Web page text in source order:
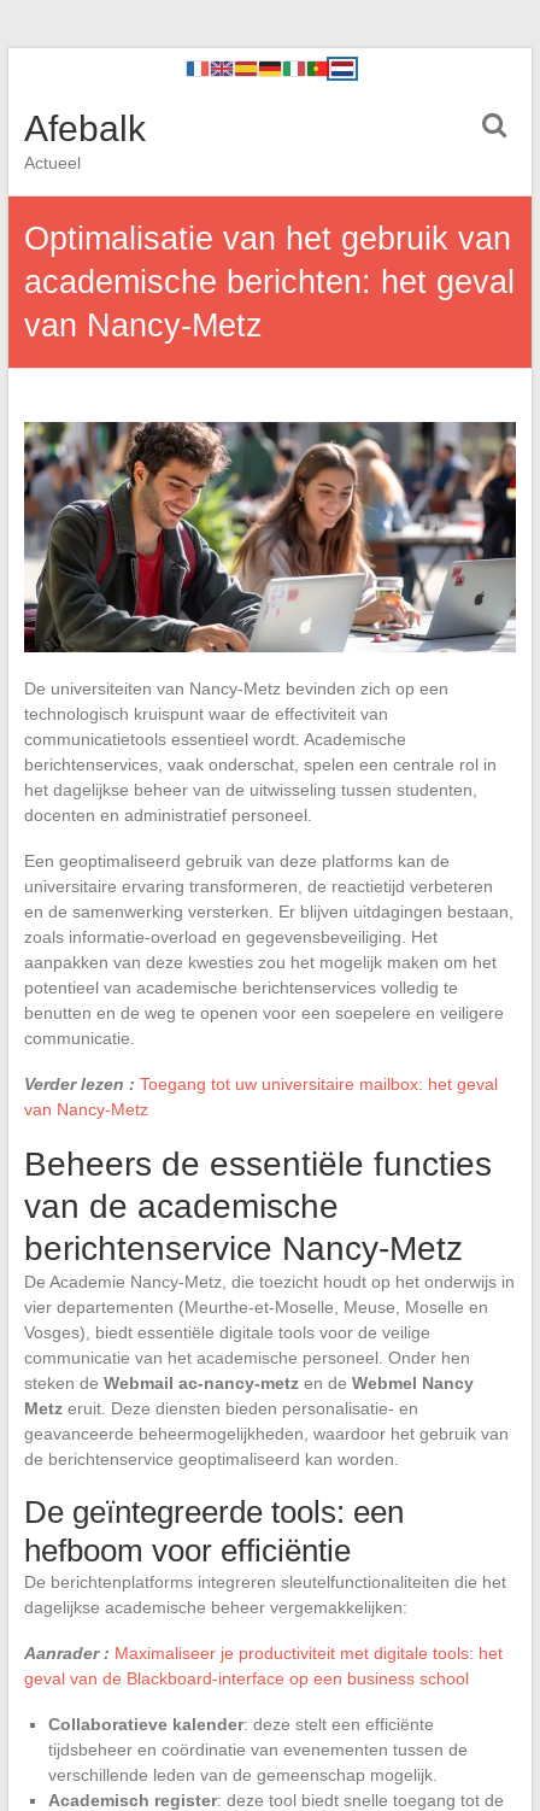
Afebalk
Actueel
Optimalisatie van het gebruik van
academische berichten: het geval
van Nancy-Metz
De universiteiten van Nancy-Metz bevinden zich op een
technologisch kruispunt waar de effectiviteit van
communicatietools essentieel wordt. Academische
berichtenservices, vaak onderschat, spelen een centrale rol in
het dagelijkse beheer van de uitwisseling tussen studenten,
docenten en administratief personeel.
Een geoptimaliseerd gebruik van deze platforms kan de
universitaire ervaring transformeren, de reactietijd verbeteren
en de samenwerking versterken. Er blijven uitdagingen bestaan,
zoals informatie-overload en gegevensbeveiliging. Het
aanpakken van deze kwesties zou het mogelijk maken om het
potentieel van academische berichtenservices volledig te
benutten en de weg te openen voor een soepelere en veiligere
communicatie.
Verder lezen : Toegang tot uw universitaire mailbox: het geval
van Nancy-Metz
Beheers de essentiële functies
van de academische
berichtenservice Nancy-Metz
De Academie Nancy-Metz, die toezicht houdt op het onderwijs in
vier departementen (Meurthe-et-Moselle, Meuse, Moselle en
Vosges), biedt essentiële digitale tools voor de veilige
communicatie van het academische personeel. Onder hen
steken de Webmail ac-nancy-metzen de Webmel Nancy
Metzeruit. Deze diensten bieden personalisatie- en
geavanceerde beheermogelijkheden, waardoor het gebruik van
de berichtenservice geoptimaliseerd kan worden.
De geïntegreerde tools: een
hefboom voor efficiëntie
De berichtenplatforms integreren sleutelfunctionaliteiten die het
dagelijkse academische beheer vergemakkelijken:
Aanrader : Maximaliseer je productiviteit met digitale tools: het
geval van de Blackboard-interface op een business school
Collaboratieve kalender: deze stelt een efficiënte
tijdsbeheer en coördinatie van evenementen tussen de
verschillende leden van de gemeenschap mogelijk.
Academisch register: deze tool biedt snelle toegang tot de